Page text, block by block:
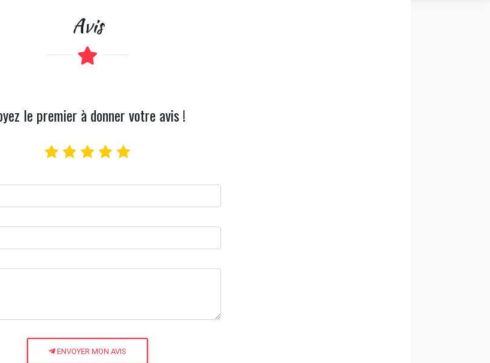
Avis
le premier à donner votre avis !
ENVOYER MON AVIS